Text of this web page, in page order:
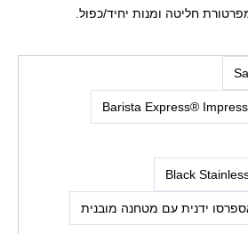
חליטה ומנות יחיד/כפול.
Barista Express®
Black
ידנית עם מטחנה מובנית